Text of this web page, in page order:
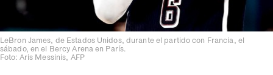
LeBron James, de Estados Unidos, durante el partido con Francia, el
sábado, en el Bercy Arena en París.
Foto: Aris Messinis, AFP